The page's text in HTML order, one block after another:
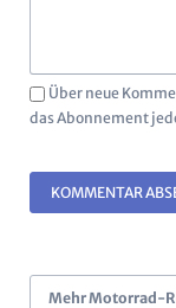
Über neue
das Abonnement
KOMMENTAR
Mehr Motorrad-